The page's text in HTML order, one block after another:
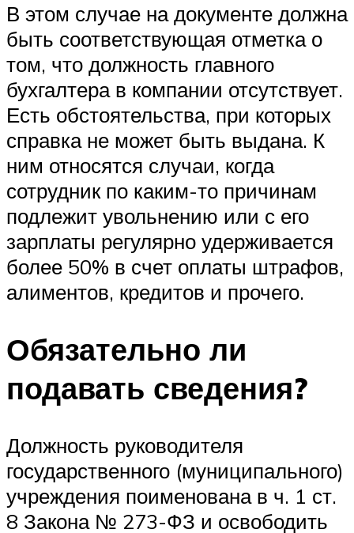
В этом случае на документе должна
быть соответствующая отметка о
том, что должность главного
бухгалтера в компании отсутствует.
Есть обстоятельства, при которых
справка не может быть выдана. К
ним относятся случаи, когда
сотрудник по каким-то причинам
подлежит увольнению или с его
зарплаты регулярно удерживается
более 50% в счет оплаты штрафов,
алиментов, кредитов и прочего.
Обязательно ли
подавать сведения?
Должность руководителя
государственного (муниципального)
учреждения поименована в ч. 1 ст.
8 Закона № 273-ФЗ и освободить